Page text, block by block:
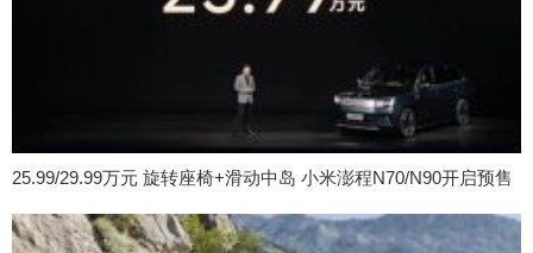
25.99/29.99万元 旋转座椅+滑动中岛 小米澎程N70/N90开启预售